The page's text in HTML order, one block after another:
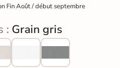
Fin Août / début septembre
: Grain gris